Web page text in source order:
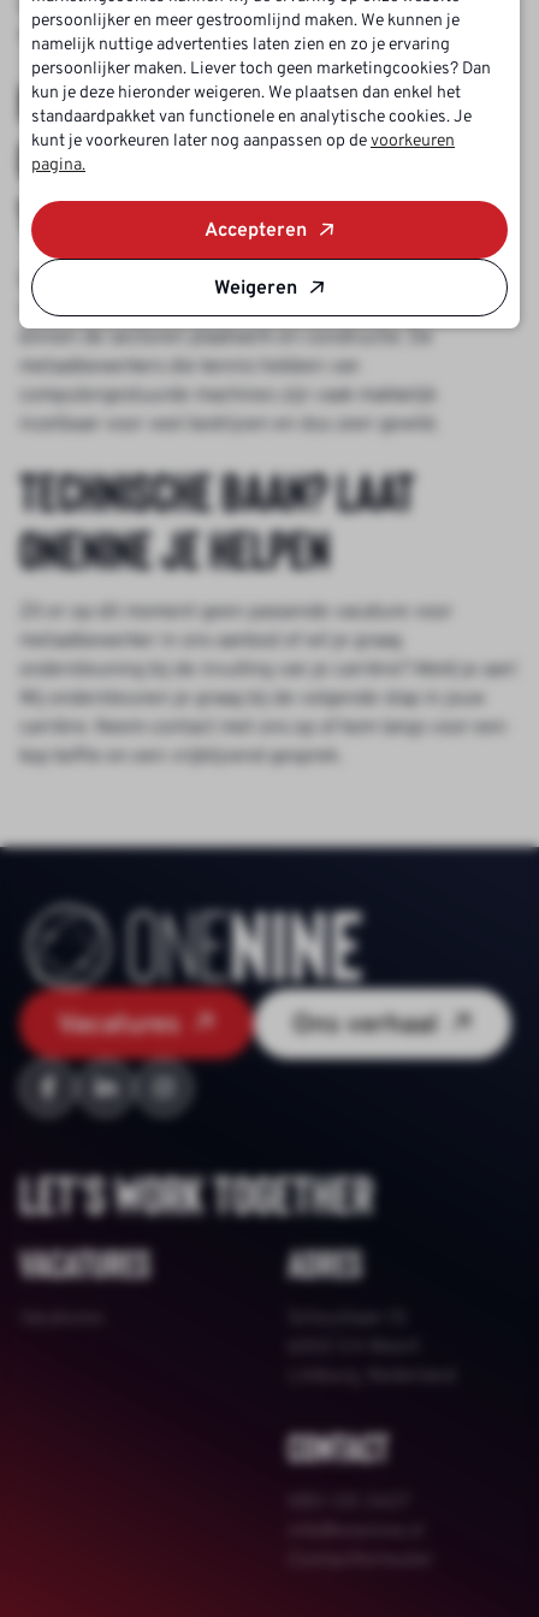
werkzaamheden uitgevoerd in de fabrieken of op locaties.
Metaabewerker
gezocht: bekijk de
vacatures!
De kennis en ervaring van een metaalbewerker worden
vaak in een
vacature metaal
gevraagd door bedrijven
binnen de sectoren plaatwerk en constructie. De
metaalbewerkers die kennis hebben van
computergestuurde machines zijn vaak makkelijk
inzetbaar voor veel bedrijven en dus zeer gewild.
Technische baan? Laat
Onenine je helpen
Zit er op dit moment geen passende vacature voor
metaalbewerker in ons aanbod of wil je graag
ondersteuning bij de invulling van je carrière? Meld je aan!
Wij ondersteunen je graag bij de volgende stap in jouw
carrière. Neem contact met ons op of kom langs voor een
kop koffie en een vrijblijvend gesprek.
Vacatures Ons verhaal
Let's work together
Vacatures Adres
Contact
persoonlijker en meer gestroomlijnd maken. We kunnen je
namelijk nuttige advertenties laten zien en zo je ervaring
persoonlijker maken. Liever toch geen marketingcookies? Dan
kun je deze hieronder weigeren. We plaatsen dan enkel het
standaardpakket van functionele en analytische cookies. Je
kunt je voorkeuren later nog aanpassen op devoorkeuren
pagina.
Accepteren
Weigeren